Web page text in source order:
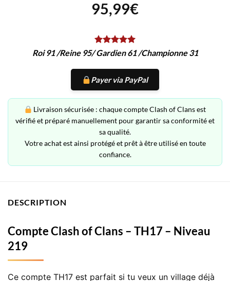
95,99€
Roi 91 /Reine 95/ Gardien 61 /Championne 31
Payer via PayPal
Livraison sécurisée : chaque compte Clash of Clans est
vérifié et préparé manuellement pour garantir sa conformité et
sa qualité.
Votre achat est ainsi protégé et prêt à être utilisé en toute
confiance.
DESCRIPTION
Compte Clash of Clans – TH17 – Niveau
219
Ce compte TH17 est parfait si tu veux un village déjà